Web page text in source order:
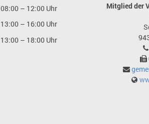
08:00 – 12:00 Uhr
13:00 – 16:00 Uhr
13:00 – 18:00 Uhr
Mitglied der